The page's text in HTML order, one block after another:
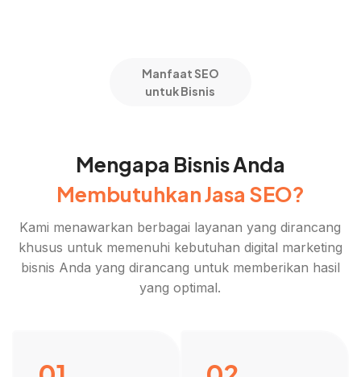
Manfaat SEO
untuk Bisnis
Mengapa Bisnis Anda
Membutuhkan Jasa SEO?
Kami menawarkan berbagai layanan yang dirancang
khusus untuk memenuhi kebutuhan digital marketing
bisnis Anda yang dirancang untuk memberikan hasil
yang optimal.